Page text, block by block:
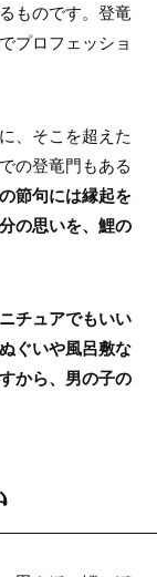
ものです。登竜
プロフェッショ
、そこを超えた
の登竜門もある
節句には縁起を
の思いを、鯉の
チュアでもいい
ぐいや風呂敷な
から、男の子の